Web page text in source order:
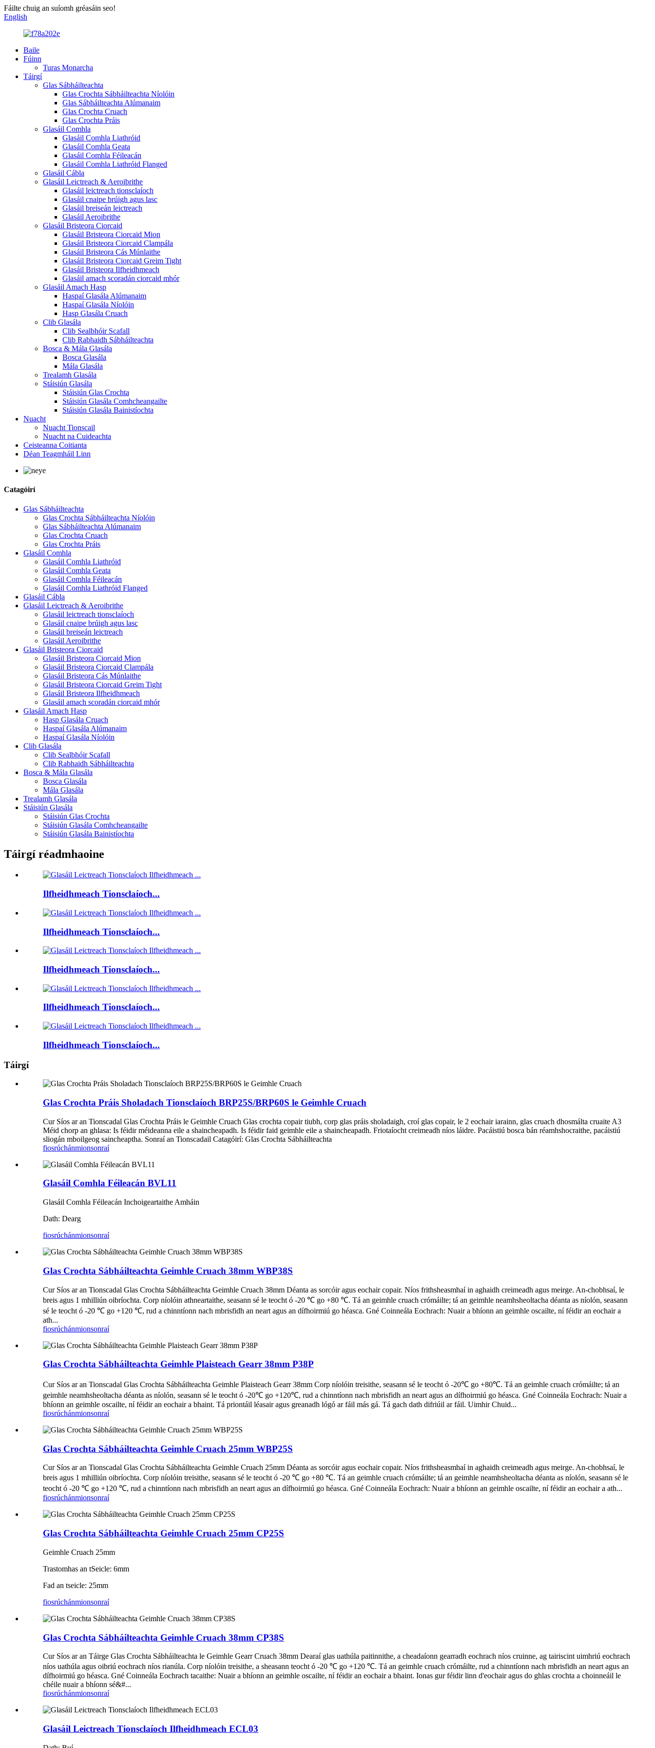
Fáilte chuig an suíomh gréasáin seo!
English
Baile
Fúinn
Turas Monarcha
Táirgí
Glas Sábháilteachta
Glas Crochta Sábháilteachta Níolóin
Glas Sábháilteachta Alúmanaim
Glas Crochta Cruach
Glas Crochta Práis
Glasáil Comhla
Glasáil Comhla Liathróid
Glasáil Comhla Geata
Glasáil Comhla Féileacán
Glasáil Comhla Liathróid Flanged
Glasáil Cábla
Glasáil Leictreach & Aeroibrithe
Glasáil leictreach tionsclaíoch
Glasáil cnaipe brúigh agus lasc
Glasáil breiseán leictreach
Glasáil Aeroibrithe
Glasáil Bristeora Ciorcaid
Glasáil Bristeora Ciorcaid Mion
Glasáil Bristeora Ciorcaid Clampála
Glasáil Bristeora Cás Múnlaithe
Glasáil Bristeora Ciorcaid Greim Tight
Glasáil Bristeora Ilfheidhmeach
Glasáil amach scoradán ciorcaid mhór
Glasáil Amach Hasp
Haspaí Glasála Alúmanaim
Haspaí Glasála Níolóin
Hasp Glasála Cruach
Clib Glasála
Clib Sealbhóir Scafall
Clib Rabhaidh Sábháilteachta
Bosca & Mála Glasála
Bosca Glasála
Mála Glasála
Trealamh Glasála
Stáisiún Glasála
Stáisiún Glas Crochta
Stáisiún Glasála Comhcheangailte
Stáisiún Glasála Bainistíochta
Nuacht
Nuacht Tionscail
Nuacht na Cuideachta
Ceisteanna Coitianta
Déan Teagmháil Linn
Catagóirí
Glas Sábháilteachta
Glas Crochta Sábháilteachta Níolóin
Glas Sábháilteachta Alúmanaim
Glas Crochta Cruach
Glas Crochta Práis
Glasáil Comhla
Glasáil Comhla Liathróid
Glasáil Comhla Geata
Glasáil Comhla Féileacán
Glasáil Comhla Liathróid Flanged
Glasáil Cábla
Glasáil Leictreach & Aeroibrithe
Glasáil leictreach tionsclaíoch
Glasáil cnaipe brúigh agus lasc
Glasáil breiseán leictreach
Glasáil Aeroibrithe
Glasáil Bristeora Ciorcaid
Glasáil Bristeora Ciorcaid Mion
Glasáil Bristeora Ciorcaid Clampála
Glasáil Bristeora Cás Múnlaithe
Glasáil Bristeora Ciorcaid Greim Tight
Glasáil Bristeora Ilfheidhmeach
Glasáil amach scoradán ciorcaid mhór
Glasáil Amach Hasp
Hasp Glasála Cruach
Haspaí Glasála Alúmanaim
Haspaí Glasála Níolóin
Clib Glasála
Clib Sealbhóir Scafall
Clib Rabhaidh Sábháilteachta
Bosca & Mála Glasála
Bosca Glasála
Mála Glasála
Trealamh Glasála
Stáisiún Glasála
Stáisiún Glas Crochta
Stáisiún Glasála Comhcheangailte
Stáisiún Glasála Bainistíochta
Táirgí réadmhaoine
Ilfheidhmeach Tionsclaíoch...
Ilfheidhmeach Tionsclaíoch...
Ilfheidhmeach Tionsclaíoch...
Ilfheidhmeach Tionsclaíoch...
Ilfheidhmeach Tionsclaíoch...
Táirgí
Glas Crochta Práis Sholadach Tionsclaíoch BRP25S/BRP60S le Geimhle Cruach
Cur Síos ar an Tionscadal Glas Crochta Práis le Geimhle Cruach Glas crochta copair tiubh, corp glas práis sholadaigh, croí glas copair, le 2 eochair iarainn, glas cruach dhosmálta cruaite A3
Méid chorp an ghlasa: Is féidir méideanna eile a shaincheapadh. Is féidir faid geimhle eile a shaincheapadh. Friotaíocht creimeadh níos láidre. Pacáistiú bosca bán réamhshocraithe, pacáistiú
sliogán mboilgeog saincheaptha. Sonraí an Tionscadail Catagóirí: Glas Crochta Sábháilteachta
fiosrúchánmionsonraí
Glasáil Comhla Féileacán BVL11
Glasáil Comhla Féileacán Inchoigeartaithe Amháin
Dath: Dearg
fiosrúchánmionsonraí
Glas Crochta Sábháilteachta Geimhle Cruach 38mm WBP38S
Cur Síos ar an Tionscadal Glas Crochta Sábháilteachta Geimhle Cruach 38mm Déanta as sorcóir agus eochair copair. Níos frithsheasmhaí in aghaidh creimeadh agus meirge. An-chobhsaí, le
breis agus 1 mhilliún oibríochta. Corp níolóin athneartaithe, seasann sé le teocht ó -20 ℃ go +80 ℃. Tá an geimhle cruach crómáilte; tá an geimhle neamhsheoltacha déanta as níolón, seasann
sé le teocht ó -20 ℃ go +120 ℃, rud a chinntíonn nach mbrisfidh an neart agus an dífhoirmiú go héasca. Gné Coinneála Eochrach: Nuair a bhíonn an geimhle oscailte, ní féidir an eochair a
ath...
fiosrúchánmionsonraí
Glas Crochta Sábháilteachta Geimhle Plaisteach Gearr 38mm P38P
Cur Síos ar an Tionscadal Glas Crochta Sábháilteachta Geimhle Plaisteach Gearr 38mm Corp níolóin treisithe, seasann sé le teocht ó -20℃ go +80℃. Tá an geimhle cruach crómáilte; tá an
geimhle neamhsheoltacha déanta as níolón, seasann sé le teocht ó -20℃ go +120℃, rud a chinntíonn nach mbrisfidh an neart agus an dífhoirmiú go héasca. Gné Coinneála Eochrach: Nuair a
bhíonn an geimhle oscailte, ní féidir an eochair a bhaint. Tá priontáil léasair agus greanadh lógó ar fáil más gá. Tá gach dath difriúil ar fáil. Uimhir Chuid...
fiosrúchánmionsonraí
Glas Crochta Sábháilteachta Geimhle Cruach 25mm WBP25S
Cur Síos ar an Tionscadal Glas Crochta Sábháilteachta Geimhle Cruach 25mm Déanta as sorcóir agus eochair copair. Níos frithsheasmhaí in aghaidh creimeadh agus meirge. An-chobhsaí, le
breis agus 1 mhilliún oibríochta. Corp níolóin treisithe, seasann sé le teocht ó -20 ℃ go +80 ℃. Tá an geimhle cruach crómáilte; tá an geimhle neamhsheoltacha déanta as níolón, seasann sé le
teocht ó -20 ℃ go +120 ℃, rud a chinntíonn nach mbrisfidh an neart agus an dífhoirmiú go héasca. Gné Coinneála Eochrach: Nuair a bhíonn an geimhle oscailte, ní féidir an eochair a ath...
fiosrúchánmionsonraí
Glas Crochta Sábháilteachta Geimhle Cruach 25mm CP25S
Geimhle Cruach 25mm
Trastomhas an tSeicle: 6mm
Fad an tseicle: 25mm
fiosrúchánmionsonraí
Glas Crochta Sábháilteachta Geimhle Cruach 38mm CP38S
Cur Síos ar an Táirge Glas Crochta Sábháilteachta le Geimhle Gearr Cruach 38mm Dearaí glas uathúla paitinnithe, a cheadaíonn gearradh eochrach níos cruinne, ag tairiscint uimhriú eochrach
níos uathúla agus oibriú eochrach níos rianúla. Corp níolóin treisithe, a sheasann teocht ó -20 ℃ go +120 ℃. Tá an geimhle cruach crómáilte, rud a chinntíonn nach mbrisfidh an neart agus an
dífhoirmiú go héasca. Gné Coinneála Eochrach tacaithe: Nuair a bhíonn an geimhle oscailte, ní féidir an eochair a bhaint. Ionas gur féidir linn d'eochair agus do ghlas crochta a choinneáil le
chéile nuair a bhíonn sé&#...
fiosrúchánmionsonraí
Glasáil Leictreach Tionsclaíoch Ilfheidhmeach ECL03